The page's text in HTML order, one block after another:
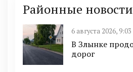
Районные новости
6 августа 2026, 9:03
В Злынке
дорог